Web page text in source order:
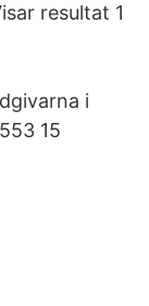
resultat 1
i
15